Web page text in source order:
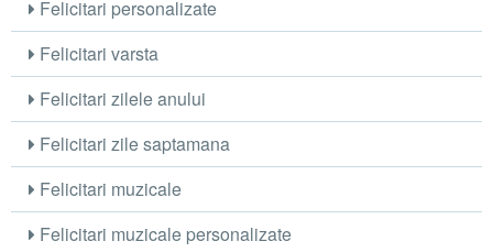
Felicitari personalizate
Felicitari varsta
Felicitari zilele anului
Felicitari zile saptamana
Felicitari muzicale
Felicitari muzicale personalizate